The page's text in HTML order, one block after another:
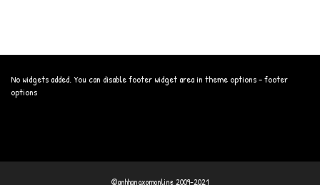
No widgets added. You can disable footer widget area in theme options - footer
options
©anhhangxomonline 2009-2021